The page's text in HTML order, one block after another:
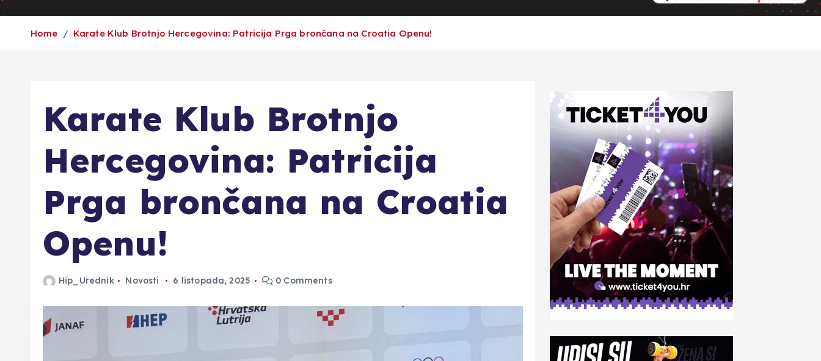
Home Karate Klub Brotnjo Hercegovina: Patricija Prga brončana na Croatia Openu!
Karate Klub Brotnjo
Hercegovina: Patricija
Prga brončana na Croatia
Openu!
Hip_Urednik Novosti 6 listopada, 2025 0 Comments